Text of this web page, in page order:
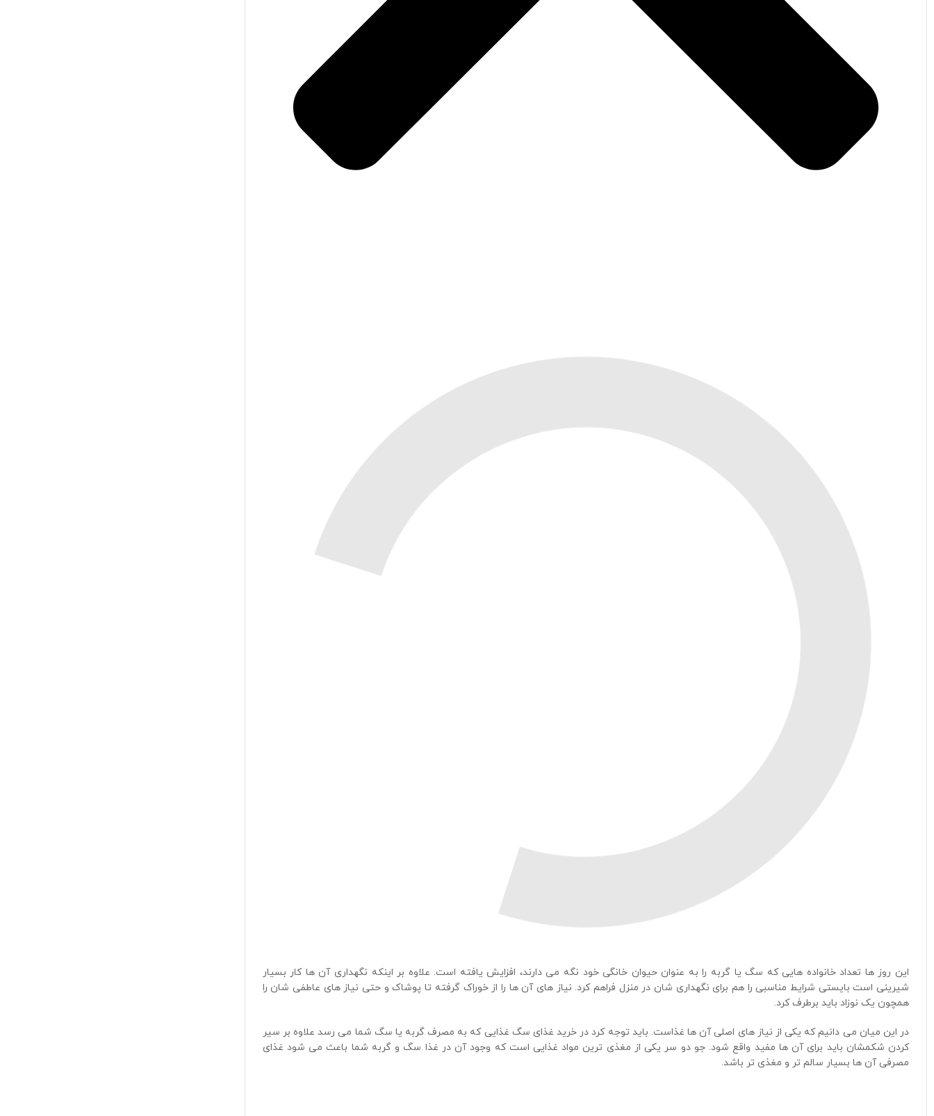
این روز ها تعداد خانواده هایی که سگ یا گربه را به عنوان حیوان خانگی خود نگه می دارند، افزایش یافته است. علاوه بر اینکه نگهداری آن ها کار بسیار
شیرینی است بایستی شرایط مناسبی را هم برای نگهداری ‌شان در منزل فراهم کرد. نیاز های آن ها را از خوراک گرفته تا پوشاک و حتی نیاز های عاطفی‌ شان را
همچون یک نوزاد باید برطرف کرد.
در این میان می‌ دانیم که یکی از نیاز های اصلی آن ها غذاست. باید توجه کرد در خرید غذای سگ غذایی که به مصرف گربه یا سگ شما می رسد علاوه بر سیر
کردن شکمشان باید برای آن ها مفید واقع شود. جو دو سر یکی از مغذی ترین مواد غذایی است که وجود آن در غذا سگ و گربه شما باعث می شود غذای
مصرفی آن ها بسیار سالم تر و مغذی تر باشد.